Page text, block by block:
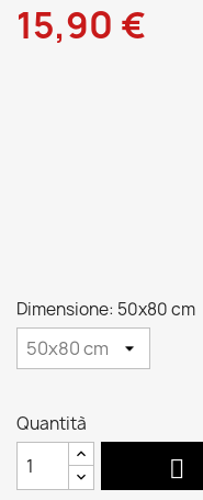
15,90 €
Dimensione: 50x80 cm
Quantità
